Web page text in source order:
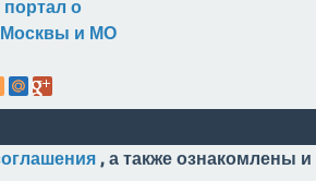
портал о
Москвы и МО
, а также ознакомлены и